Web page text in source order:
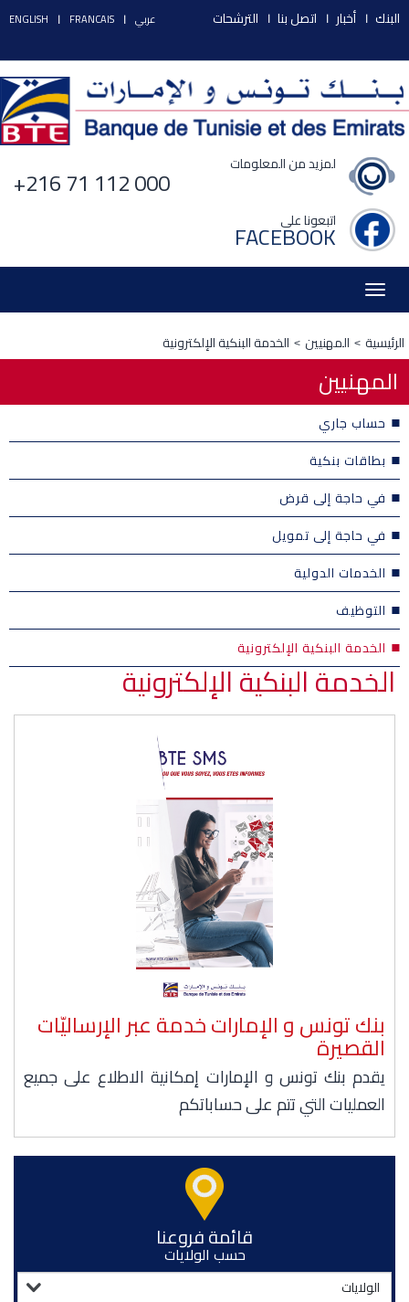
البنك أخبار اتصل بنا الترشحات ENGLISH FRANCAIS عربي
لمزيد من المعلومات +216 71 112 000
اتبعونا على
FACEBOOK
Toggle
navigation
الرئيسية
المهنيين الخدمة البنكية الإلكترونية
المهنيين
حساب جاري
بطاقات بنكية
في حاجة إلى قرض
في حاجة إلى تمويل
الخدمات الدولية
التوظيف
الخدمة البنكية الإلكترونية
الخدمة البنكية الإلكترونية
بنك تونس و الإمارات خدمة عبر الإرساليّات
القصيرة
يقدم بنك تونس و الإمارات إمكانية الاطلاع على جميع
العمليات التي تتم على حساباتكم
قائمة فروعنا
حسب الولايات